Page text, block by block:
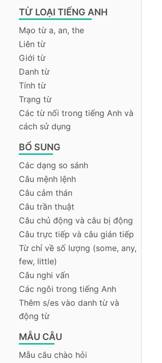
TỪ LOẠI TIẾNG ANH
Mạo từ a, an, the
Liên từ
Giới từ
Danh từ
Tính từ
Trạng từ
Các từ nối trong tiếng Anh và
cách sử dụng
BỔ SUNG
Các dạng so sánh
Câu mệnh lệnh
Câu cảm thán
Câu trần thuật
Câu chủ động và câu bị động
Câu trực tiếp và câu gián tiếp
Từ chỉ về số lượng (some, any,
few, little)
Câu nghi vấn
Các ngôi trong tiếng Anh
Thêm s/es vào danh từ và
động từ
MẪU CÂU
Mẫu câu chào hỏi